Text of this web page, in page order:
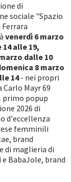
di
sociale "Spazio
venerdì 6 marzo
14 alle 19,
dalle 10
8 marzo
14- nei propri
Carlo Mayr 69
primo popup
2026 di
d'eccellenza
femminili
brand
di maglieria di
e BabaJole, brand